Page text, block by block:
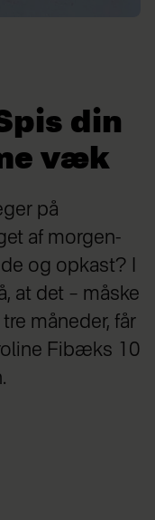
din
væk
på
af morgen-
og opkast? I
at det – måske
måneder, får
Fibæks 10